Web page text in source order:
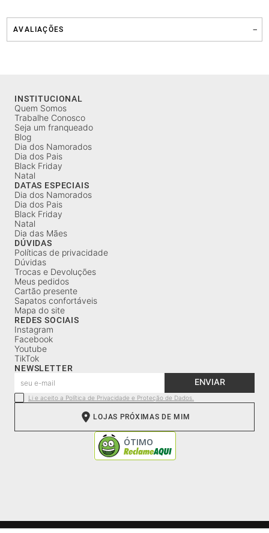
AVALIAÇÕES
INSTITUCIONAL
Quem Somos
Trabalhe Conosco
Seja um franqueado
Blog
Dia dos Namorados
Dia dos Pais
Black Friday
Natal
DATAS ESPECIAIS
Dia dos Namorados
Dia dos Pais
Black Friday
Natal
Dia das Mães
DÚVIDAS
Políticas de privacidade
Dúvidas
Trocas e Devoluções
Meus pedidos
Cartão presente
Sapatos confortáveis
Mapa do site
REDES SOCIAIS
Instagram
Facebook
Youtube
TikTok
NEWSLETTER
ENVIAR
Li e aceito a Política de Privacidade e Proteção de Dados.
LOJAS PRÓXIMAS DE MIM